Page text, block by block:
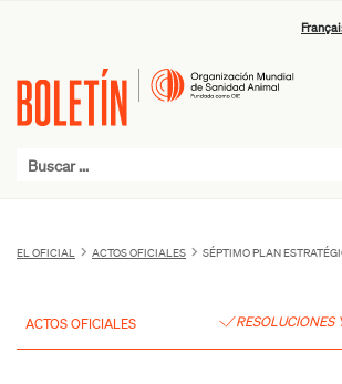
EL OFICIAL ACTOS OFICIALES SÉPTIMO PLAN
ACTOS OFICIALES RESOLUCIONES